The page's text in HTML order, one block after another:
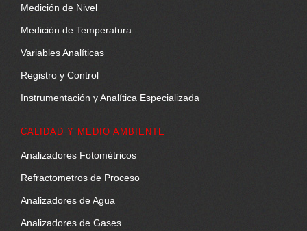
Medición de Nivel
Medición de Temperatura
Variables Analíticas
Registro y Control
Instrumentación y Analítica Especializada
CALIDAD Y MEDIO AMBIENTE
Analizadores Fotométricos
Refractometros de Proceso
Analizadores de Agua
Analizadores de Gases